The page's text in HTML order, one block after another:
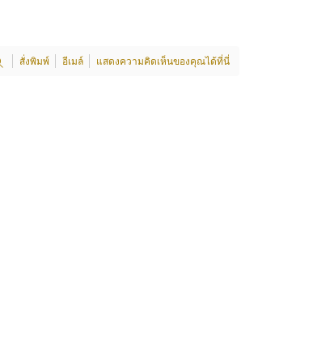
สั่งพิมพ์ อีเมล์ แสดงความคิดเห็นของคุณได้ที่นี่